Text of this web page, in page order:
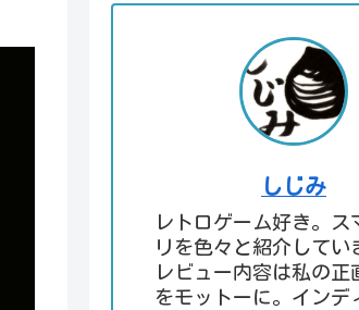
しじみ
レトロゲーム好き。ス
リを色々と紹介してい
レビュー内容は私の正
をモットーに。インデ